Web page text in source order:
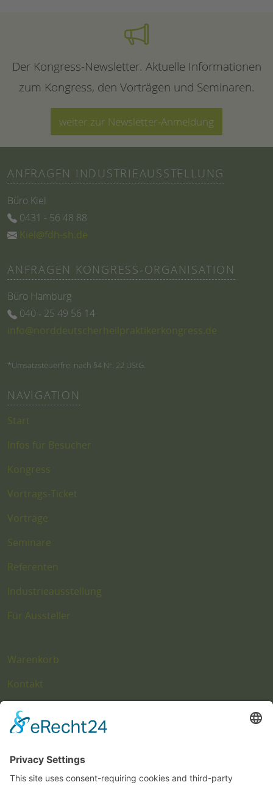
Der Kongress-Newsletter. Aktuelle Informationen
zum Kongress, den Vorträgen und Seminaren.
weiter zur Newsletter-Anmeldung
ANFRAGEN INDUSTRIEAUSSTELLUNG
Büro Kiel
0431 - 56 48 88
ANFRAGEN KONGRESS-ORGANISATION
Büro Hamburg
040 - 25 49 56 14
*Umsatzsteuerfrei nach §4 Nr. 22 UStG.
NAVIGATION
Impressum
Datenschutz
Hinweis zu Fotoaufnahmen
Cookie-Einstellungen